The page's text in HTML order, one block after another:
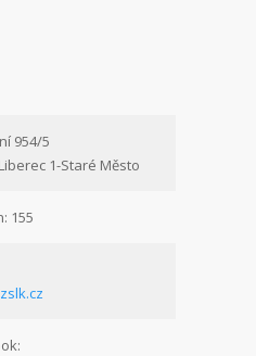
954/5
1-Staré Město
155